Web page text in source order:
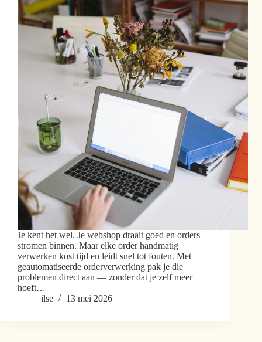
Je kent het wel. Je webshop draait goed en orders
stromen binnen. Maar elke order handmatig
verwerken kost tijd en leidt snel tot fouten. Met
geautomatiseerde orderverwerking pak je die
problemen direct aan — zonder dat je zelf meer
hoeft…
ilse
13 mei 2026